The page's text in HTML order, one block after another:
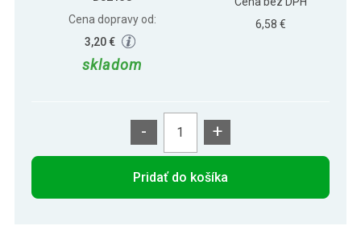
Cena dopravy od:
3,20 €
skladom
6,58 €
- +
Pridať do košíka